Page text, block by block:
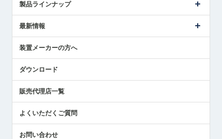
ごあいさつ
受賞履歴
採用情報
国/地域/言語
製品ラインナップ
ツールセッタ製品
エアマイクロセンサ製品
最新情報
メトロールの技術
社員ブログ
中小企業のBCP地震対策
センサのテクニカルガイド
社長ブログ
装置メーカーの方へ
ダウンロード
販売代理店一覧
よくいただくご質問
お問い合わせ